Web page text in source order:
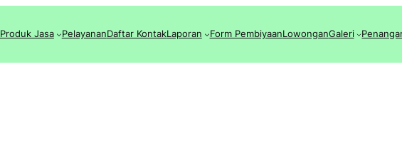
Produk Jasa PelayananDaftar KontakLaporan Form PembiyaanLowonganGaleri